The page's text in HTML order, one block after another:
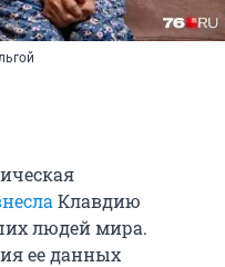
Клавдию
людей мира.
ее данных